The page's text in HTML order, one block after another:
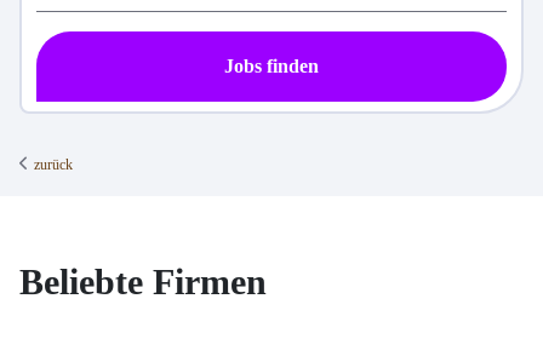
Jobs finden
zurück
Beliebte Firmen